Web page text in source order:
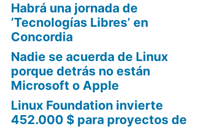
Habrá una jornada de
‘Tecnologías Libres’ en
Concordia
Nadie se acuerda de Linux
porque detrás no están
Microsoft o Apple
Linux Foundation invierte
452.000 $ para proyectos de